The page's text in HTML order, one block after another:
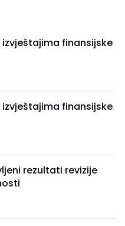
finansijske
finansijske
rezultati revizije